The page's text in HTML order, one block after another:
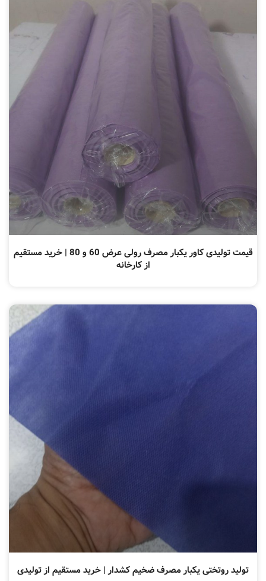
قیمت تولیدی کاور یکبار مصرف رولی عرض 60 و 80 | خرید مستقیم
از کارخانه
تولید روتختی یکبار مصرف ضخیم کشدار | خرید مستقیم از تولیدی